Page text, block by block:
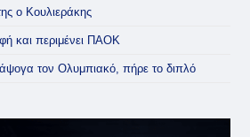
ο Κουλιεράκης
και περιμένει ΠΑΟΚ
τον Ολυμπιακό, πήρε το διπλό